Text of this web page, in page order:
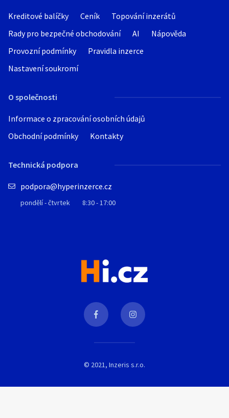
Kreditové balíčky Ceník
Topování inzerátů
Rady pro bezpečné obchodování
AI
Nápověda
Provozní podmínky
Pravidla inzerce
Nastavení soukromí
O společnosti
Informace o zpracování osobních údajů
Obchodní podmínky
Kontakty
Technická podpora
podpora@hyperinzerce.cz
pondělí - čtvrtek 8:30 - 17:00
© 2021, Inzeris s.r.o.